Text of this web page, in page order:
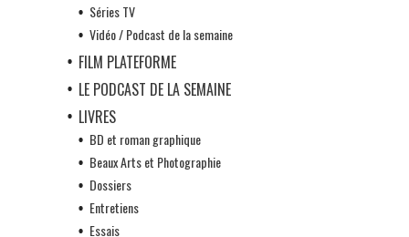
Séries TV
Vidéo / Podcast de la semaine
FILM PLATEFORME
LE PODCAST DE LA SEMAINE
LIVRES
BD et roman graphique
Beaux Arts et Photographie
Dossiers
Entretiens
Essais